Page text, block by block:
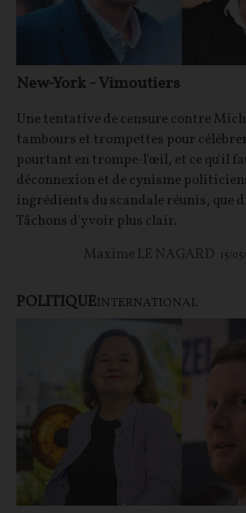
New-York - Vimoutiers
Une tentative de censure contre
tambours et trompettes pour
pourtant en trompe-l'œil, et ce qu'il
déconnexion et de cynisme
ingrédients du scandale réunis, que
Tâchons d'y voir plus clair.
Maxime LE NAGARD 15/
POLITIQUEINTERNATIONAL